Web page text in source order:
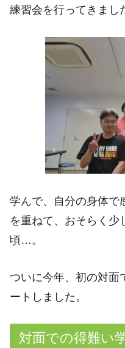
練習会を行ってきまし
学んで、自分の身体で
を重ねて、おそらく少
頃…。
ついに今年、初の対面
ートしました。
対面での得難い